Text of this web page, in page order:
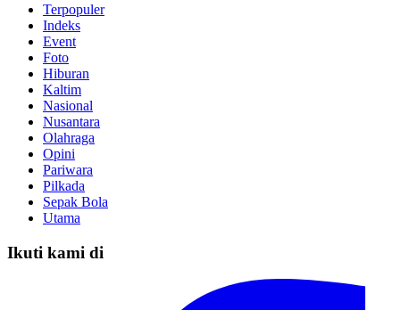
Terpopuler
Indeks
Event
Foto
Hiburan
Kaltim
Nasional
Nusantara
Olahraga
Opini
Pariwara
Pilkada
Sepak Bola
Utama
Ikuti kami di